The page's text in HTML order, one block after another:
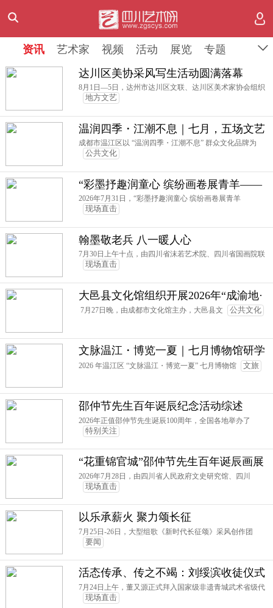
资讯 艺术家 视频 活动 展览
专题
达川区美协采风写生活动圆满落幕
8月1日—5日，达州市达川区文联、达川区美术家协会组织
地方文艺
温润四季・江潮不息｜七月，五场文艺
好戏圆满收官
成都市温江区以 “温润四季・江潮不息” 群众文化品牌为
公共文化
“彩墨抒趣润童心 缤纷画卷展青羊——
成都市青羊区文化馆2026年少儿主题美
术作品展”在西村大院启幕
2026年7月31日，“彩墨抒趣润童心 缤纷画卷展青羊
现场直击
翰墨敬老兵 八一暖人心
7月30日上午十点，由四川省沫若艺术院、四川省国画院联
现场直击
大邑县文化馆组织开展2026年“成渝地·
巴蜀情”少儿才艺活动暨第二届“大足石
7月27日晚，由成都市文化馆主办，大邑县文 公共文化
文脉温江・博览一夏｜七月博物馆研学
圆满收官！五大场馆解锁温江文化密码
2026 年温江区 “文脉温江・博览一夏” 七月博物馆 文旅
邵仲节先生百年诞辰纪念活动综述
2026年正值邵仲节先生诞辰100周年，全国各地举办了
特别关注
“花重锦官城”邵仲节先生百年诞辰画展
2026年7月28日，由四川省人民政府文史研究馆、四川
现场直击
以乐承薪火 聚力颂长征
7月25日-26日，大型组歌《新时代长征颂》采风创作团
要闻
活态传承、传之不竭：刘绥滨收徒仪式
7月24日上午，董又源正式拜入国家级非遗青城武术省级代
现场直击
资讯 艺术家 视频 活动 展览 专题
资讯 艺术家 视频 活动 展览 专题